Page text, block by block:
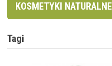
KOSMETYKI NATURALNE
Tagi